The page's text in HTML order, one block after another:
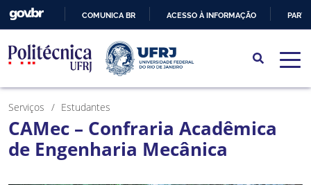
PARA
O
CONTEÚDO
COMUNICA BR ACESSO À INFORMAÇÃO
Serviços Estudantes
CAMec – Confraria Acadêmica
de Engenharia Mecânica